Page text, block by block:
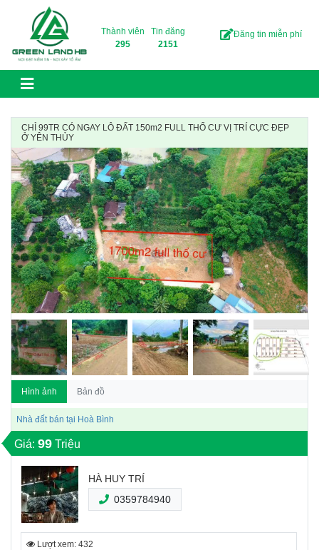
Skip to content
Thành viên
295
Tin đăng
2151
Đăng tin miễn phí
CHỈ 99TR CÓ NGAY LÔ ĐẤT 150m2 FULL THỔ CƯ VỊ TRÍ CỰC ĐẸP
Ở YÊN THỦY
Hình ảnh Bản đồ
Nhà đất bán tại Hoà Bình
Giá:99 Triệu
HÀ HUY TRÍ
0359784940
Lượt xem: 432